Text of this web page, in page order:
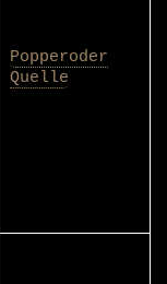
Popperoder
Quelle